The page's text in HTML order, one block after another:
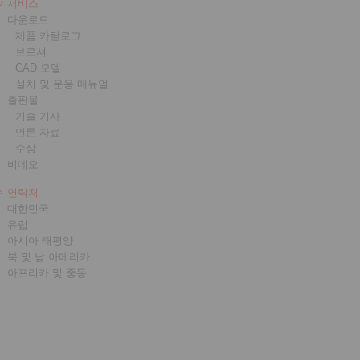
서비스
다운로드
제품 카탈로그
브로셔
CAD 모델
설치 및 운용 매뉴얼
출판물
기술 기사
언론 자료
수상
비데오
연락처
대한민국
유럽
아시아 태평양
북 및 남 아메리카
아프리카 및 중동